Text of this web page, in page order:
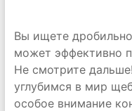
Вы ищете
может эффективно
Не смотрите
углубимся в мир
особое внимание